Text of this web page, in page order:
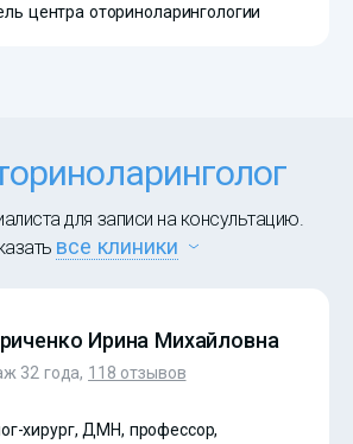
центра оториноларингологии
для записи на консультацию.
все клиники
Ирина Михайловна
32 года, 118 отзывов
хирург, ДМН, профессор,